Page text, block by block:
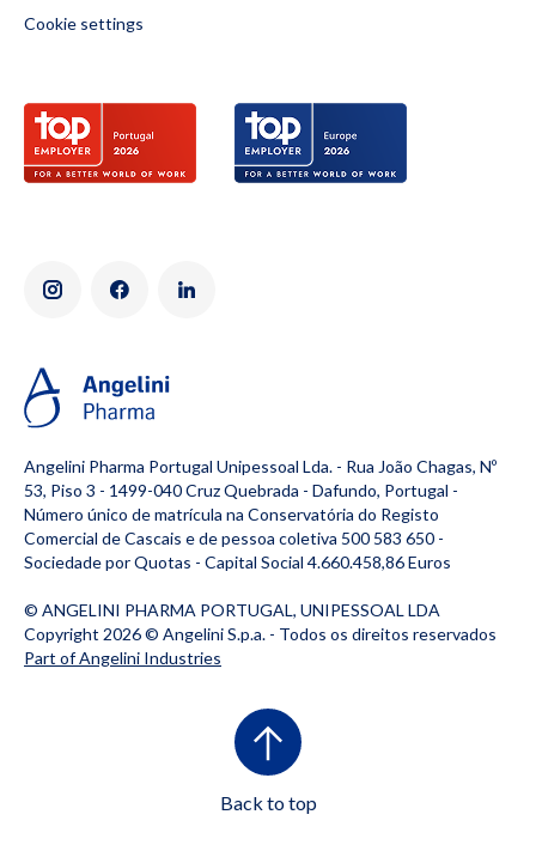
Cookie settings
Angelini Pharma Portugal Unipessoal Lda. - Rua João Chagas, Nº
53, Piso 3 - 1499-040 Cruz Quebrada - Dafundo, Portugal -
Número único de matrícula na Conservatória do Registo
Comercial de Cascais e de pessoa coletiva 500 583 650 -
Sociedade por Quotas - Capital Social 4.660.458,86 Euros
© ANGELINI PHARMA PORTUGAL, UNIPESSOAL LDA
Copyright 2026 © Angelini S.p.a. - Todos os direitos reservados
Part of Angelini Industries
Back to top